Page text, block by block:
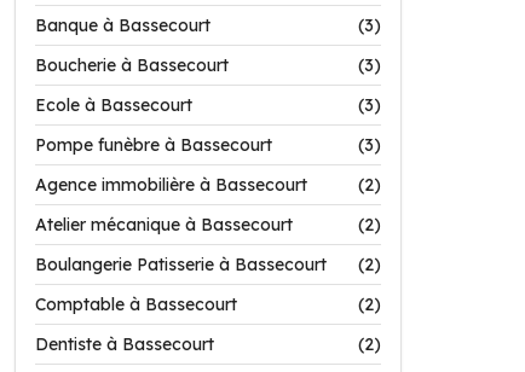
Banque à Bassecourt
(3)
Boucherie à Bassecourt
(3)
Ecole à Bassecourt
(3)
Pompe funèbre à Bassecourt
(3)
Agence immobilière à Bassecourt
(2)
Atelier mécanique à Bassecourt
(2)
Boulangerie Patisserie à Bassecourt
(2)
Comptable à Bassecourt
(2)
Dentiste à Bassecourt
(2)